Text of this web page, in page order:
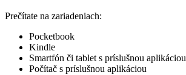
Prečítate na zariadeniach:
Pocketbook
Kindle
Smartfón či tablet s príslušnou aplikáciou
Počítač s príslušnou aplikáciou